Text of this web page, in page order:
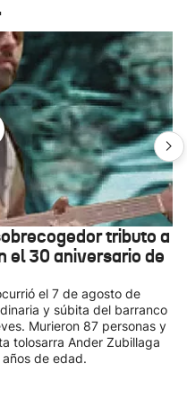
tributo a
el 30 aniversario de
el 7 de agosto de
y súbita del barranco
Murieron 87 personas y
tolosarra Ander Zubillaga
de edad.